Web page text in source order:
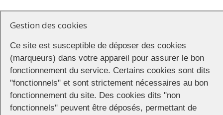
Gestion des cookies
Ce site est susceptible de déposer des cookies
(marqueurs) dans votre appareil pour assurer le bon
fonctionnement du service. Certains cookies sont dits
"fonctionnels" et sont strictement nécessaires au bon
fonctionnement du site. Des cookies dits "non
fonctionnels" peuvent être déposés, permettant de